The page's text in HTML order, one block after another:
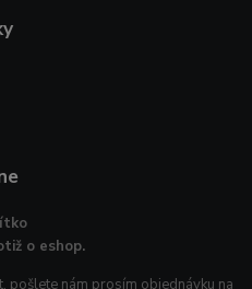
o eshop.
pošlete nám prosím objednávku na